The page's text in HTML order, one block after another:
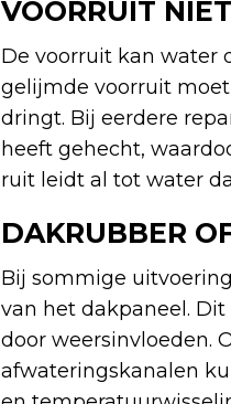
VOORRUIT
De voorruit kan water
gelijmde voorruit
dringt. Bij eerdere
heeft gehecht,
ruit leidt al tot water
DAKRUBBER
Bij sommige
van het dakpaneel.
door weersinvloeden.
afwateringskanalen